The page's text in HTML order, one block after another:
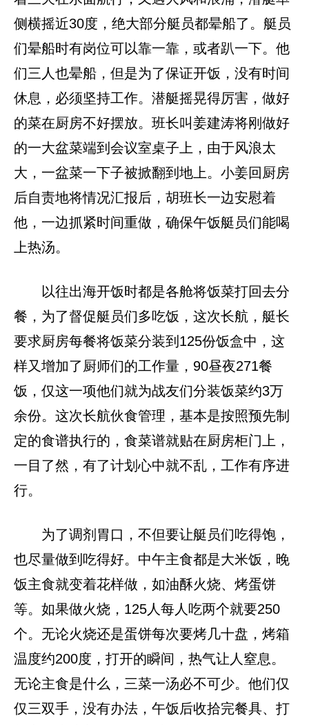
侧横摇近30度，绝大部分艇员都晕船了。艇员
们晕船时有岗位可以靠一靠，或者趴一下。他
们三人也晕船，但是为了保证开饭，没有时间
休息，必须坚持工作。潜艇摇晃得厉害，做好
的菜在厨房不好摆放。班长叫姜建涛将刚做好
的一大盆菜端到会议室桌子上，由于风浪太
大，一盆菜一下子被掀翻到地上。小姜回厨房
后自责地将情况汇报后，胡班长一边安慰着
他，一边抓紧时间重做，确保午饭艇员们能喝
上热汤。
以往出海开饭时都是各舱将饭菜打回去分
餐，为了督促艇员们多吃饭，这次长航，艇长
要求厨房每餐将饭菜分装到125份饭盒中，这
样又增加了厨师们的工作量，90昼夜271餐
饭，仅这一项他们就为战友们分装饭菜约3万
余份。这次长航伙食管理，基本是按照预先制
定的食谱执行的，食菜谱就贴在厨房柜门上，
一目了然，有了计划心中就不乱，工作有序进
行。
为了调剂胃口，不但要让艇员们吃得饱，
也尽量做到吃得好。中午主食都是大米饭，晚
饭主食就变着花样做，如油酥火烧、烤蛋饼
等。如果做火烧，125人每人吃两个就要250
个。无论火烧还是蛋饼每次要烤几十盘，烤箱
温度约200度，打开的瞬间，热气让人窒息。
无论主食是什么，三菜一汤必不可少。他们仅
仅三双手，没有办法，午饭后收拾完餐具、打